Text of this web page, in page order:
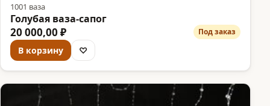
1001 ваза
Голубая ваза-сапог
20 000,00 ₽ Под заказ
В корзину ♡